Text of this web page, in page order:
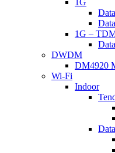
1G
1G –
DWDM
DM4920
Wi-Fi
Indoor